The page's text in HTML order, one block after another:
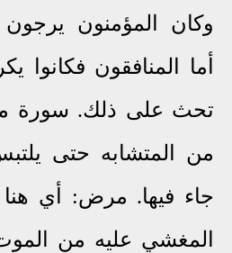
وكان المؤمنون يرجون
أما المنافقون فكانوا
تحث على ذلك. سورة
من المتشابه حتى
جاء فيها. مرض: أي
المغشي عليه من